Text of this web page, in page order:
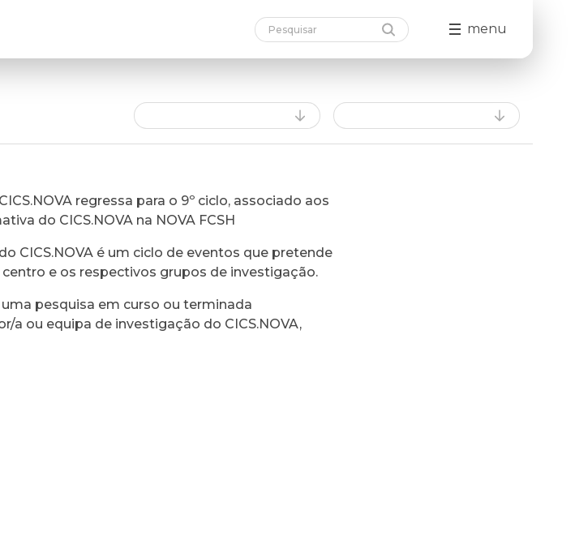
menu
regressa para o 9º ciclo, associado aos
do CICS.NOVA na NOVA FCSH
CICS.NOVA é um ciclo de eventos que pretende
e os respectivos grupos de investigação.
pesquisa em curso ou terminada
a ou equipa de investigação do CICS.NOVA,